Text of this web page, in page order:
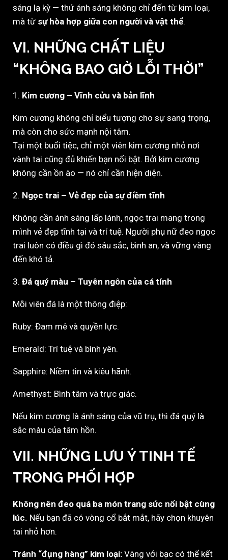
sáng lạ kỳ — thứ ánh sáng không chỉ đến từ kim loại,
mà từ sự hòa hợp giữa con người và vật thể.
VI. NHỮNG CHẤT LIỆU
“KHÔNG BAO GIỜ LỖI THỜI”
1. Kim cương – Vĩnh cửu và bản lĩnh
Kim cương không chỉ biểu tượng cho sự sang trọng,
mà còn cho sức mạnh nội tâm.
Tại một buổi tiệc, chỉ một viên kim cương nhỏ nơi
vành tai cũng đủ khiến bạn nổi bật. Bởi kim cương
không cần ồn ào — nó chỉ cần hiện diện.
2. Ngọc trai – Vẻ đẹp của sự điềm tĩnh
Không cần ánh sáng lấp lánh, ngọc trai mang trong
mình vẻ đẹp tĩnh tại và trí tuệ. Người phụ nữ đeo ngọc
trai luôn có điều gì đó sâu sắc, bình an, và vững vàng
đến khó tả.
3. Đá quý màu – Tuyên ngôn của cá tính
Mỗi viên đá là một thông điệp:
Ruby: Đam mê và quyền lực.
Emerald: Trí tuệ và bình yên.
Sapphire: Niềm tin và kiêu hãnh.
Amethyst: Bình tâm và trực giác.
Nếu kim cương là ánh sáng của vũ trụ, thì đá quý là
sắc màu của tâm hồn.
VII. NHỮNG LƯU Ý TINH TẾ
TRONG PHỐI HỢP
Không nên đeo quá ba món trang sức nổi bật cùng
lúc. Nếu bạn đã có vòng cổ bắt mắt, hãy chọn khuyên
tai nhỏ hơn.
Tránh “đụng hàng” kim loại: Vàng với bạc có thể kết